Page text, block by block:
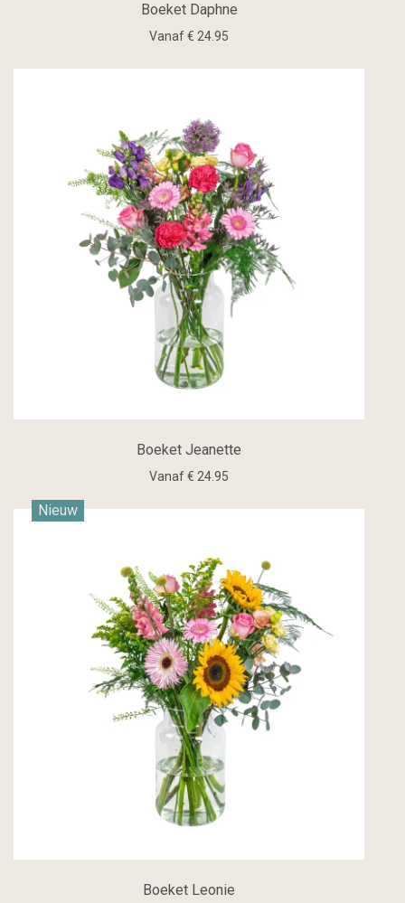
Boeket Daphne
Vanaf € 24.95
Boeket Jeanette
Vanaf € 24.95
Nieuw
Boeket Leonie